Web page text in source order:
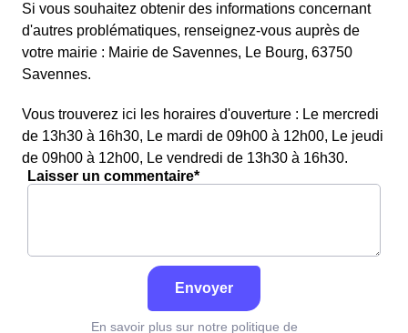
Si vous souhaitez obtenir des informations concernant
d'autres problématiques, renseignez-vous auprès de
votre mairie : Mairie de Savennes, Le Bourg, 63750
Savennes.
Vous trouverez ici les horaires d'ouverture : Le mercredi
de 13h30 à 16h30, Le mardi de 09h00 à 12h00, Le jeudi
de 09h00 à 12h00, Le vendredi de 13h30 à 16h30.
Laisser un commentaire*
Envoyer
En savoir plus sur notre politique de